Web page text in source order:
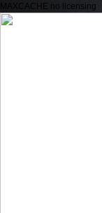
MAXCACHE no licensing